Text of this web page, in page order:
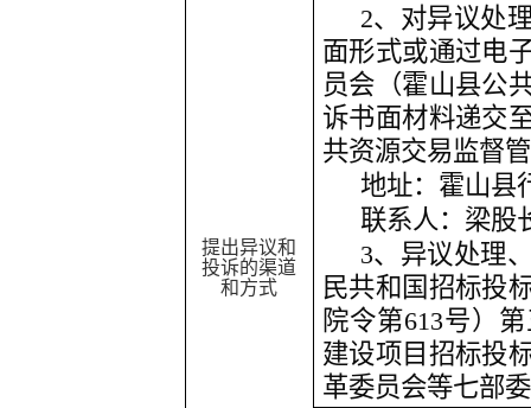
提出异议和
投诉的渠道
和方式
2、对异议处
面形式或通过电
员会（霍山县公
诉书面材料递交
共资源交易监督
地址：霍山县
联系人：梁股
3、异议处理
民共和国招标投
院令第613号）
建设项目招标投
革委员会等七部